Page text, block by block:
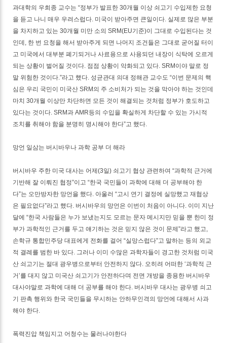
과대학의 우희종 교수는 “정부가 발표한 30개월 이상 쇠고기 수입제한 요청
을 듣고 나니 매우 우려스럽다. 미국이 받아주면 큰일이다. 실제로 많은 부분
을 차지하고 있는 30개월 미만 소의 SRM(EU기준)이 그대로 수입된다는 것
인데, 한 번 요청을 해서 받아주게 되면 나머지 조건들은 그대로 굳어질 터이
고 미국에서 대부분 폐기되거나 사료용으로 사용되던 내장이 식탁에 오르게
되는 상황이 벌어질 것이다. 점점 상황이 악화되고 있다. SRM이야 말로 정
말 위험한 것이다.”라고 했다. 성균관대 의대 정해관 교수도 “이번 문제의 핵
심은 우리 국민이 미국산 SRM의 주 소비처가 되는 것을 막아야 하는 것인데
마치 30개월 이상만 차단하면 모든 것이 해결되는 것처럼 정부가 호도하고
있다는 것이다. SRM과 AMR등의 수입을 확실하게 차단할 수 있는 가시적
조치를 취해야 함을 분명히 명시해야 한다”고 했다.
망언 일삼는 버시바우나 과학 공부 더 해라
버시바우 주한 미국 대사는 어제(3일) 쇠고기 협상 관련하여 “과학적 근거에
기반해 잘 이뤄진 협정”이고 “한국 국민들이 과학에 대해 더 공부해야 한
다”는 오만방자한 망언을 했다. 아울러 “고시 연기 결정에 실망했고 재협상
은 필요없다”라고 했다. 버시바우의 망언은 이번이 처음이 아니다. 이미 지난
달에 “한국 사람들은 누가 보냈는지도 모르는 문자 메시지만 믿을 뿐 한미 정
부가 과학적인 근거를 두고 얘기하는 것은 믿지 않은 것이 문제”라고 했고,
손학규 통합민주당 대표에게 전화를 걸어 “실망스럽다”고 말하는 등의 외교
적 결례를 범한 바 있다. 그러나 이미 수많은 과학자들이 경고한 것처럼 미국
산 쇠고기는 절대 광우병으로부터 안전하지 않다. 오히려 어떠한 ‘과학적 근
거’를 대지 않고 미국산 쇠고기가 안전하다며 전면 개방을 종용한 버시바우
대사야말로 과학에 대해 더 공부를 해야 한다. 버시바우 대사는 광우병 쇠고
기 판촉 행위와 한국 국민들을 무시하는 안하무인격의 망언에 대해서 사과
해야 한다.
폭력진압 책임지고 어청수는 물러나야한다